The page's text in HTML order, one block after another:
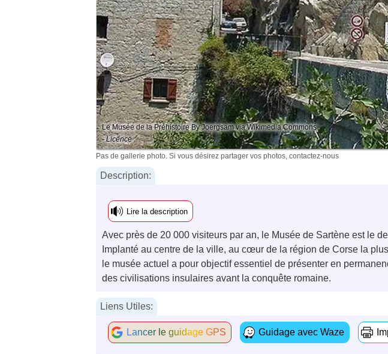
Le Musée de la Préhistoire By Joergsam via Wikimedia Commons
- Licence :
Pas de gallerie photo. Si vous désirez partager vos photos, contactez-nous
Description:
Lire la description
Avec près de 20 000 visiteurs par an, le Musée de Sartène est le
Implanté au centre de la ville, au cœur de la région de Corse la
le musée actuel a pour objectif essentiel de présenter en
des civilisations insulaires avant la conquête romaine.
Liens Utiles:
Lancer le guidage GPS Guidage avec Waze